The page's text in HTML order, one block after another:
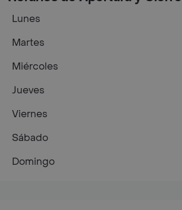
Lunes
Martes
Miércoles
Jueves
Viernes
Sábado
Domingo